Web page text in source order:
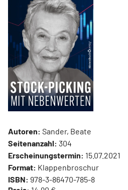
Autoren: Sander, Beate
Seitenanzahl: 304
Erscheinungstermin: 15.07.2021
Format: Klappenbroschur
ISBN: 978-3-86470-785-8